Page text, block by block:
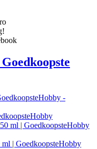
| GoedkoopsteHobby